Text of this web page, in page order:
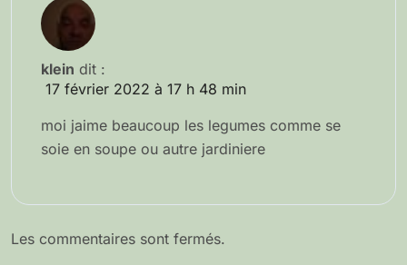
klein dit :
17 février 2022 à 17 h 48 min
moi jaime beaucoup les legumes comme se
soie en soupe ou autre jardiniere
Les commentaires sont fermés.